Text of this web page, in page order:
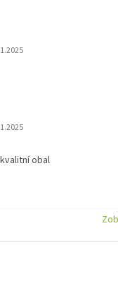
obchodu je 5 z 5
obchodu je 5 z 5
obal